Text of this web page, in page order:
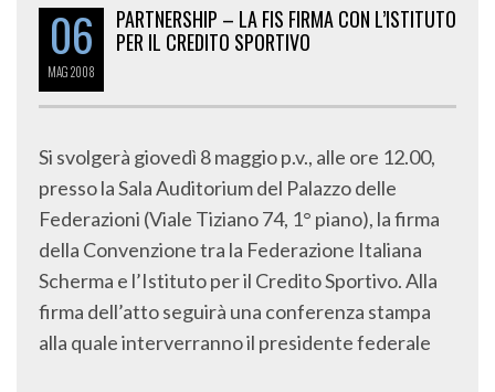
06
MAG2008
PARTNERSHIP – LA FIS FIRMA CON L’ISTITUTO
PER IL CREDITO SPORTIVO
Si svolgerà giovedì 8 maggio p.v., alle ore 12.00,
presso la Sala Auditorium del Palazzo delle
Federazioni (Viale Tiziano 74, 1° piano), la firma
della Convenzione tra la Federazione Italiana
Scherma e l’Istituto per il Credito Sportivo. Alla
firma dell’atto seguirà una conferenza stampa
alla quale interverranno il presidente federale